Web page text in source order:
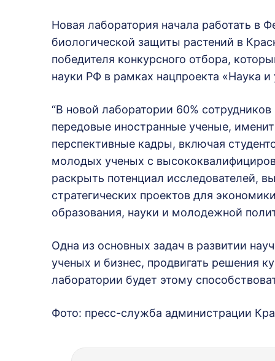
Новая лаборатория начала работать в
биологической защиты растений в
победителя конкурсного отбора,
науки РФ в рамках нацпроекта «Наука и
“В новой лаборатории 60%
передовые иностранные ученые,
перспективные кадры, включая
молодых ученых с
раскрыть потенциал исследователей,
стратегических проектов для
образования, науки и молодежной
Одна из основных задач в развитии
ученых и бизнес, продвигать решения
лаборатории будет этому
Фото: пресс-служба администрации